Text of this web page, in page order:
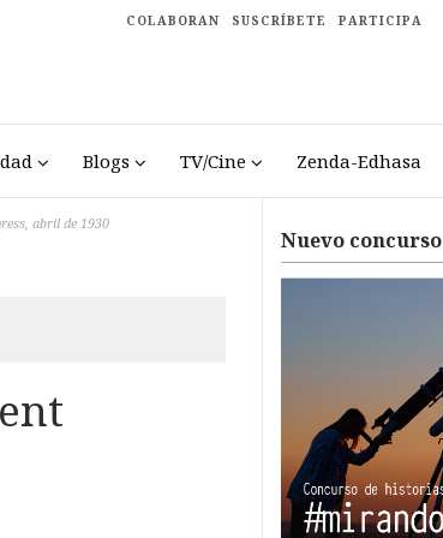
COLABORAN SUSCRÍBETE PARTICIPA
Blogs TV/Cine Zenda-Edhasa
abril de 1930
Nuevo concurso